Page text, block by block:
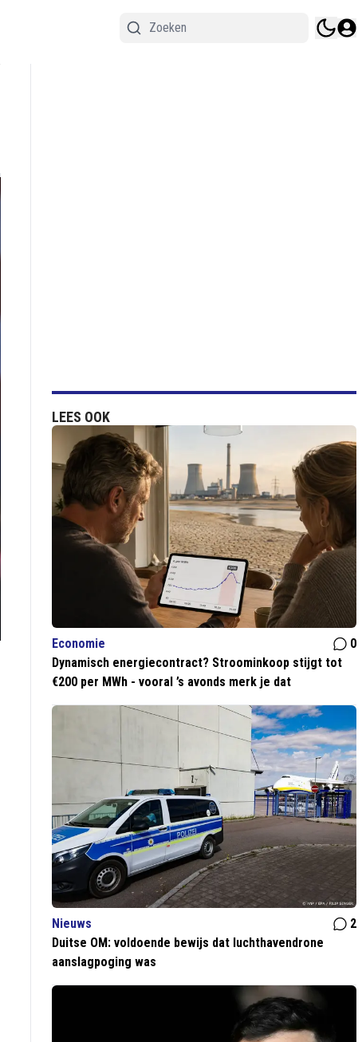
LEES OOK
Economie
0
Dynamisch energiecontract? Stroominkoop stijgt tot
€200 per MWh - vooral ’s avonds merk je dat
Nieuws
2
Duitse OM: voldoende bewijs dat luchthavendrone
aanslagpoging was